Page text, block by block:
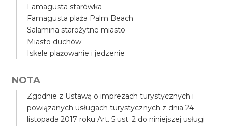
Famagusta starówka
Famagusta plaża Palm Beach
Salamina starożytne miasto
Miasto duchów
Iskele plażowanie i jedzenie
NOTA
Zgodnie z Ustawą o imprezach turystycznych i
powiązanych usługach turystycznych z dnia 24
listopada 2017 roku Art. 5 ust. 2 do niniejszej usługi